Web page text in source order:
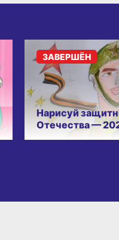
Нарисуй
Отечества —
ЗАВЕРШЁН